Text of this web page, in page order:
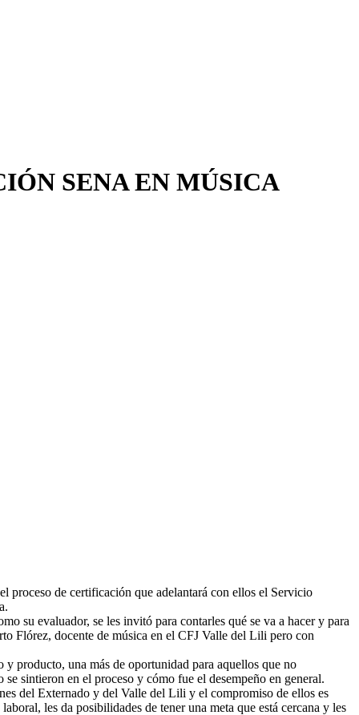
SENA EN MÚSICA
proceso de certificación que adelantará con ellos el Servicio
su evaluador, se les invitó para contarles qué se va a hacer y para
Flórez, docente de música en el CFJ Valle del Lili pero con
y producto, una más de oportunidad para aquellos que no
sintieron en el proceso y cómo fue el desempeño en general.
del Externado y del Valle del Lili y el compromiso de ellos es
les da posibilidades de tener una meta que está cercana y les